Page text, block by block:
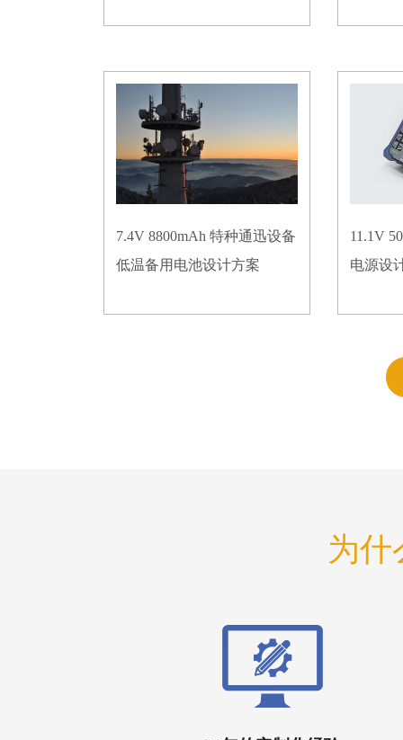
7.4V 8800mAh 特种通迅设备
低温备用电池设计方案
11.1V
电源设
为什